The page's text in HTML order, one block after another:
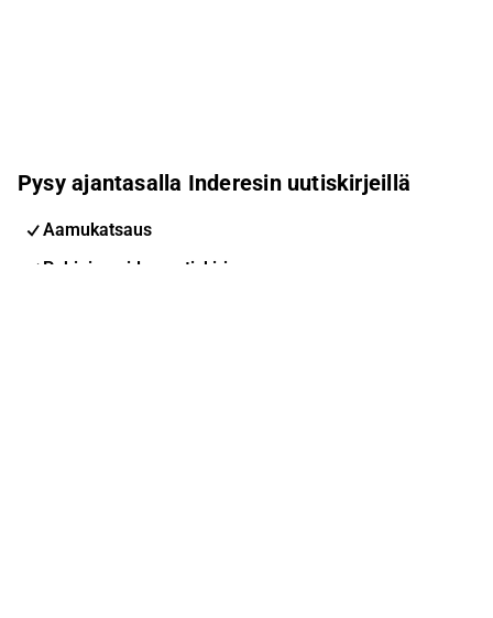
Pysy ajantasalla Inderesin uutiskirjeillä
Aamukatsaus
Pohjoismaiden uutiskirje